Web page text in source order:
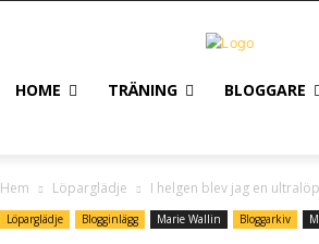
HOME TRÄNING BLOGGARE
Hem Löparglädje I helgen blev jag en
Löparglädje Blogginlägg Marie Wallin Bloggarkiv